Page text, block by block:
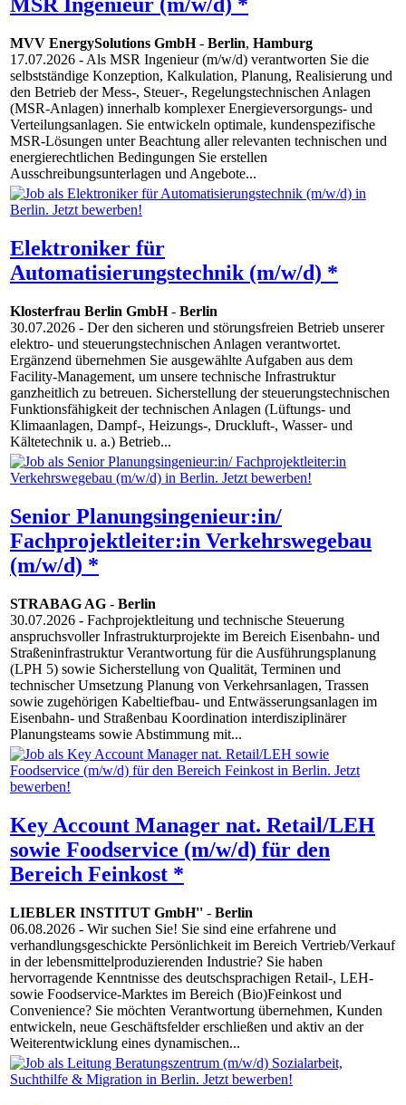
MSR Ingenieur (m/w/d) *
MVV EnergySolutions GmbH- Berlin, Hamburg
17.07.2026 - Als MSR Ingenieur (m/w/d) verantworten Sie die
selbstständige Konzeption, Kalkulation, Planung, Realisierung und
den Betrieb der Mess-, Steuer-, Regelungstechnischen Anlagen
(MSR-Anlagen) innerhalb komplexer Energieversorgungs- und
Verteilungsanlagen. Sie entwickeln optimale, kundenspezifische
MSR-Lösungen unter Beachtung aller relevanten technischen und
energierechtlichen Bedingungen Sie erstellen
Ausschreibungsunterlagen und Angebote...
Elektroniker für
Automatisierungstechnik (m/w/d) *
Klosterfrau Berlin GmbH- Berlin
30.07.2026 - Der den sicheren und störungsfreien Betrieb unserer
elektro- und steuerungstechnischen Anlagen verantwortet.
Ergänzend übernehmen Sie ausgewählte Aufgaben aus dem
Facility-Management, um unsere technische Infrastruktur
ganzheitlich zu betreuen. Sicherstellung der steuerungstechnischen
Funktionsfähigkeit der technischen Anlagen (Lüftungs- und
Klimaanlagen, Dampf-, Heizungs-, Druckluft-, Wasser- und
Kältetechnik u. a.) Betrieb...
Senior Planungsingenieur:in/
Fachprojektleiter:in Verkehrswegebau
(m/w/d) *
STRABAG AG - Berlin
30.07.2026 - Fachprojektleitung und technische Steuerung
anspruchsvoller Infrastrukturprojekte im Bereich Eisenbahn- und
Straßeninfrastruktur Verantwortung für die Ausführungsplanung
(LPH 5) sowie Sicherstellung von Qualität, Terminen und
technischer Umsetzung Planung von Verkehrsanlagen, Trassen
sowie zugehörigen Kabeltiefbau- und Entwässerungsanlagen im
Eisenbahn- und Straßenbau Koordination interdisziplinärer
Planungsteams sowie Abstimmung mit...
Key Account Manager nat. Retail/LEH
sowie Foodservice (m/w/d) für den
Bereich Feinkost *
LIEBLER INSTITUT GmbH'' - Berlin
06.08.2026 - Wir suchen Sie! Sie sind eine erfahrene und
verhandlungsgeschickte Persönlichkeit im Bereich Vertrieb/Verkauf
in der lebensmittelproduzierenden Industrie? Sie haben
hervorragende Kenntnisse des deutschsprachigen Retail-, LEH-
sowie Foodservice-Marktes im Bereich (Bio)Feinkost und
Convenience? Sie möchten Verantwortung übernehmen, Kunden
entwickeln, neue Geschäftsfelder erschließen und aktiv an der
Weiterentwicklung eines dynamischen...